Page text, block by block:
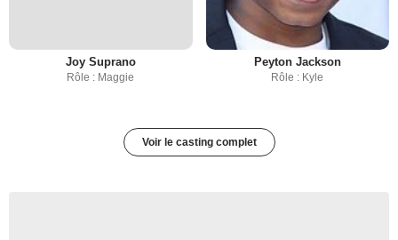
Joy Suprano
Rôle : Maggie
Peyton Jackson
Rôle : Kyle
Voir le casting complet